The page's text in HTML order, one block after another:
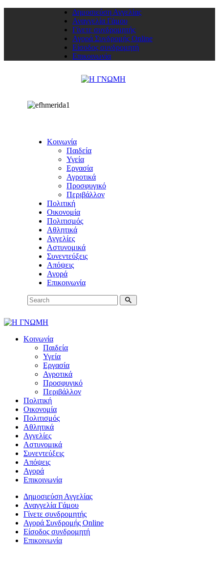
Δημοσιεύση Αγγελίας
Αναγγελία Γάμου
Γίνετε συνδρομητής
Αγορά Συνδρομής Online
Είσοδος συνδρομητή
Επικοινωνία
Κοινωνία
Παιδεία
Υγεία
Εργασία
Αγροτικά
Προσφυγικό
Περιβάλλον
Πολιτική
Οικονομία
Πολιτισμός
Αθλητικά
Αγγελίες
Αστυνομικά
Συνεντεύξεις
Απόψεις
Αγορά
Επικοινωνία
Κοινωνία
Παιδεία
Υγεία
Εργασία
Αγροτικά
Προσφυγικό
Περιβάλλον
Πολιτική
Οικονομία
Πολιτισμός
Αθλητικά
Αγγελίες
Αστυνομικά
Συνεντεύξεις
Απόψεις
Αγορά
Επικοινωνία
Δημοσιεύση Αγγελίας
Αναγγελία Γάμου
Γίνετε συνδρομητής
Αγορά Συνδρομής Online
Είσοδος συνδρομητή
Επικοινωνία